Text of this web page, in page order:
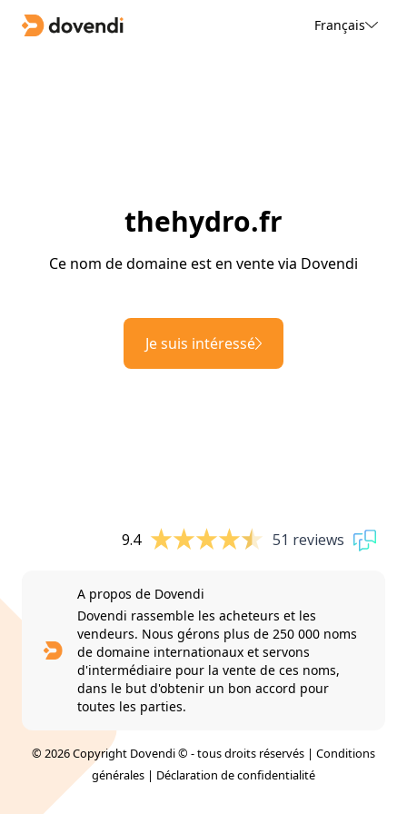
Français
thehydro.fr
Ce nom de domaine est en vente via Dovendi
Je suis intéressé
9.4 51 reviews
A propos de Dovendi
Dovendi rassemble les acheteurs et les
vendeurs. Nous gérons plus de 250 000 noms
de domaine internationaux et servons
d'intermédiaire pour la vente de ces noms,
dans le but d'obtenir un bon accord pour
toutes les parties.
© 2026 Copyright Dovendi © - tous droits réservés | Conditions
générales | Déclaration de confidentialité